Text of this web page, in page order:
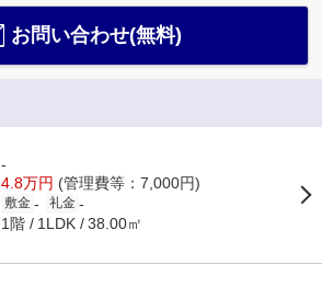
お問い合わせ(無料)
-
4.8万円 (管理費等：7,000円)
敷金 - 礼金 -
1階 1LDK 38.00㎡